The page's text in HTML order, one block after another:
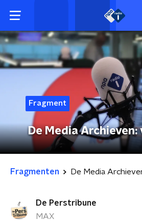
Fragment
De Media
Fragmenten De Media
De Perstribune
MAX